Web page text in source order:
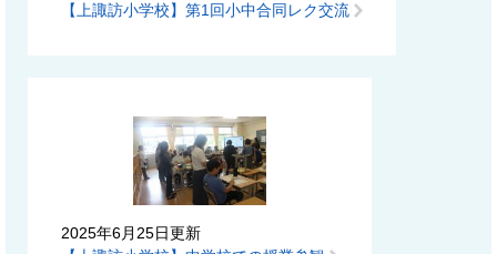
【上諏訪小学校】第1回小中合同レク交流
2025年6月25日更新